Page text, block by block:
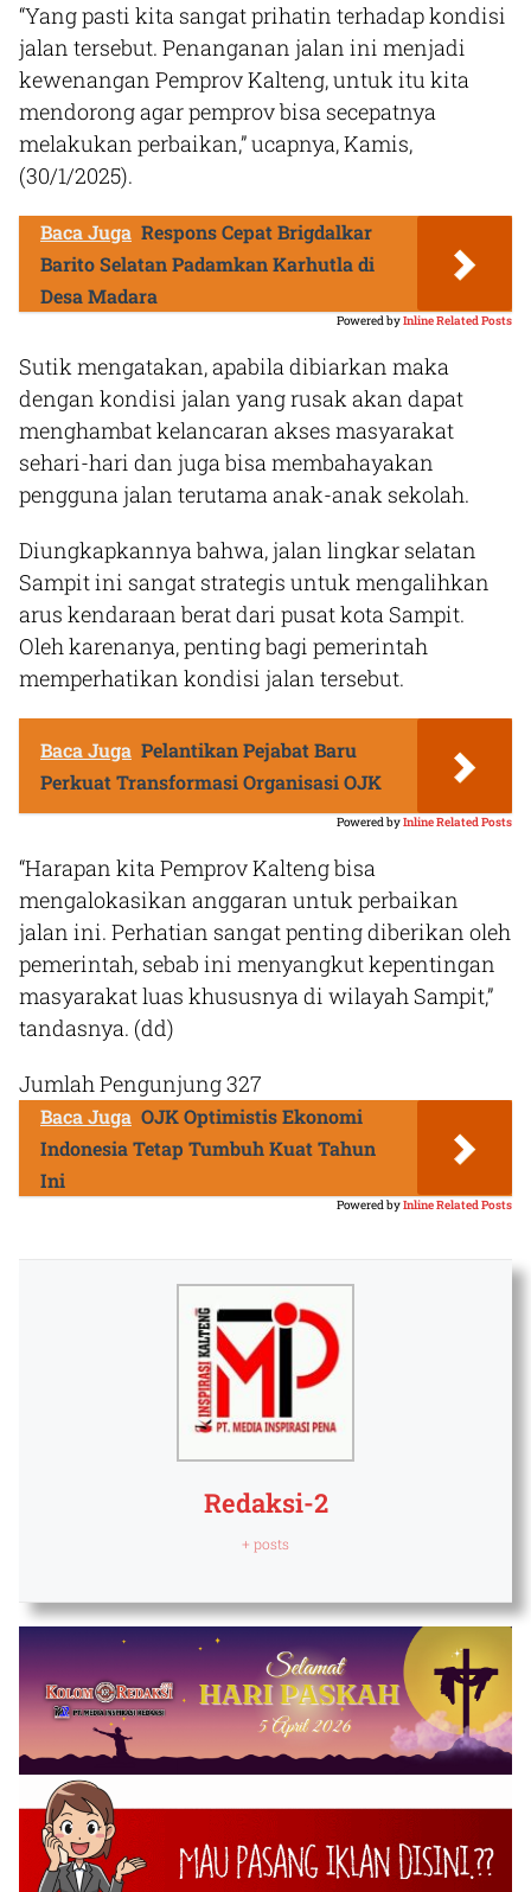
“Yang pasti kita sangat prihatin terhadap kondisi
jalan tersebut. Penanganan jalan ini menjadi
kewenangan Pemprov Kalteng, untuk itu kita
mendorong agar pemprov bisa secepatnya
melakukan perbaikan,” ucapnya, Kamis,
(30/1/2025).
Baca Juga Respons Cepat Brigdalkar
Barito Selatan Padamkan Karhutla di
Desa Madara
Powered byInline Related Posts
Sutik mengatakan, apabila dibiarkan maka
dengan kondisi jalan yang rusak akan dapat
menghambat kelancaran akses masyarakat
sehari-hari dan juga bisa membahayakan
pengguna jalan terutama anak-anak sekolah.
Diungkapkannya bahwa, jalan lingkar selatan
Sampit ini sangat strategis untuk mengalihkan
arus kendaraan berat dari pusat kota Sampit.
Oleh karenanya, penting bagi pemerintah
memperhatikan kondisi jalan tersebut.
Baca Juga Pelantikan Pejabat Baru
Perkuat Transformasi Organisasi OJK
Powered byInline Related Posts
“Harapan kita Pemprov Kalteng bisa
mengalokasikan anggaran untuk perbaikan
jalan ini. Perhatian sangat penting diberikan oleh
pemerintah, sebab ini menyangkut kepentingan
masyarakat luas khususnya di wilayah Sampit,”
tandasnya. (dd)
Jumlah Pengunjung327
Baca Juga OJK Optimistis Ekonomi
Indonesia Tetap Tumbuh Kuat Tahun
Ini
Powered byInline Related Posts
Redaksi-2
+ posts